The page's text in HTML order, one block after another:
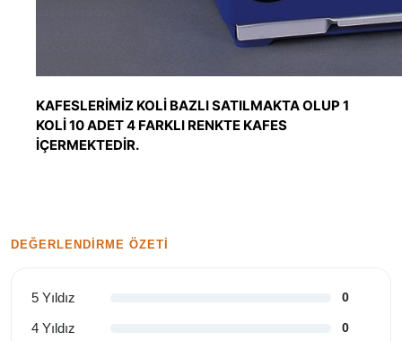
KAFESLERİMİZ KOLİ BAZLI SATILMAKTA OLUP 1
KOLİ 10 ADET 4 FARKLI RENKTE KAFES
İÇERMEKTEDİR.
DEĞERLENDIRME ÖZETI
5 Yıldız 0
4 Yıldız 0